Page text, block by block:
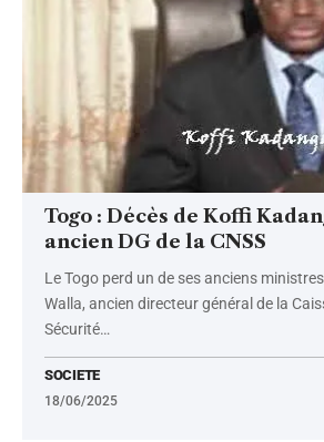
Togo : Décès de Koffi
ancien DG de la CNSS
Le Togo perd un de ses anciens
Walla, ancien directeur général de la
Sécurité…
SOCIETE
18/06/2025